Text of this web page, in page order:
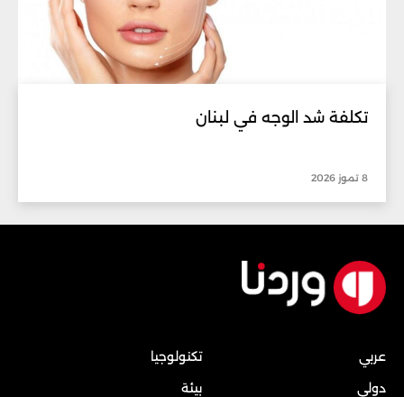
تكلفة شد الوجه في لبنان
8 تموز 2026
عربي
دولي
تكنولوجيا
بيئة